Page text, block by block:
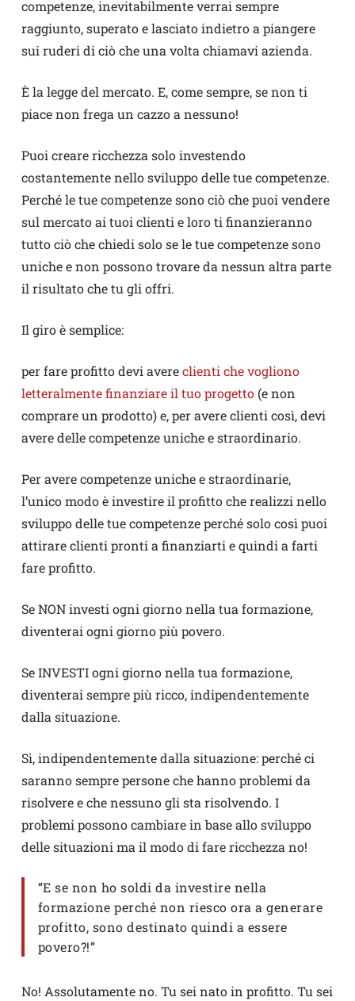
competenze, inevitabilmente verrai sempre
raggiunto, superato e lasciato indietro a piangere
sui ruderi di ciò che una volta chiamavi azienda.
È la legge del mercato. E, come sempre, se non ti
piace non frega un cazzo a nessuno!
Puoi creare ricchezza solo investendo
costantemente nello sviluppo delle tue competenze.
Perché le tue competenze sono ciò che puoi vendere
sul mercato ai tuoi clienti e loro ti finanzieranno
tutto ciò che chiedi solo se le tue competenze sono
uniche e non possono trovare da nessun altra parte
il risultato che tu gli offri.
Il giro è semplice:
per fare profitto devi avereclienti che vogliono
letteralmente finanziare il tuo progetto(e non
comprare un prodotto) e, per avere clienti così, devi
avere delle competenze uniche e straordinario.
Per avere competenze uniche e straordinarie,
l’unico modo è investire il profitto che realizzi nello
sviluppo delle tue competenze perché solo così puoi
attirare clienti pronti a finanziarti e quindi a farti
fare profitto.
Se NON investi ogni giorno nella tua formazione,
diventerai ogni giorno più povero.
Se INVESTI ogni giorno nella tua formazione,
diventerai sempre più ricco, indipendentemente
dalla situazione.
Sì, indipendentemente dalla situazione: perché ci
saranno sempre persone che hanno problemi da
risolvere e che nessuno gli sta risolvendo. I
problemi possono cambiare in base allo sviluppo
delle situazioni ma il modo di fare ricchezza no!
“E se non ho soldi da investire nella
formazione perché non riesco ora a generare
profitto, sono destinato quindi a essere
povero?!”
No! Assolutamente no. Tu sei nato in profitto. Tu sei